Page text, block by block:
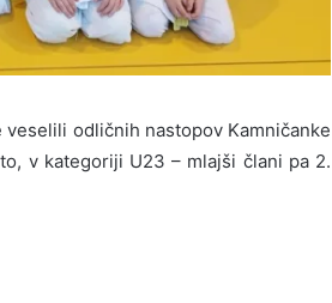
odličnih nastopov Kamničanke
v kategoriji U23 – mlajši člani pa 2.